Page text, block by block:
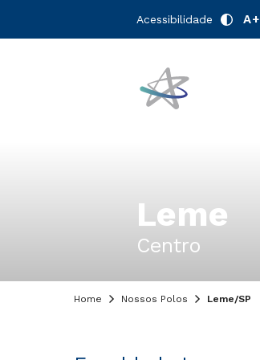
Acessibilidade A+
Leme
Centro
Home Nossos Polos Leme/SP